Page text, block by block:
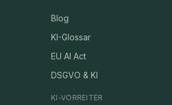
Blog
KI-Glossar
EU AI Act
DSGVO & KI
KI-VORREITER